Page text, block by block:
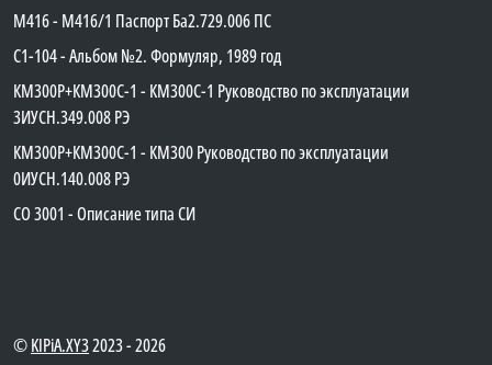
М416 - М416/1 Паспорт Ба2.729.006 ПС
C1-104 - Альбом №2. Формуляр, 1989 год
КМ300Р+КМ300С-1 - КМ300C-1 Руководство по эксплуатации
3ИУСН.349.008 РЭ
КМ300Р+КМ300С-1 - КМ300 Руководство по эксплуатации
0ИУСН.140.008 РЭ
СО 3001 - Описание типа СИ
©KIPiA.XY32023 - 2026